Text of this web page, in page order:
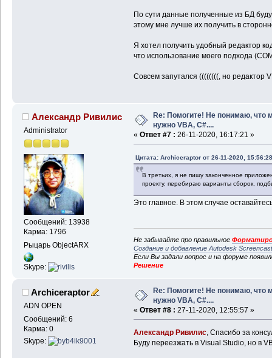
По сути данные полученные из БД
этому мне лучше их получить в
Я хотел получить удобный редактор
что использование моего подхода
Совсем запутался ((((((((, но редактор
Александр Ривилис
Administrator
Сообщений: 13938
Карма: 1796
Рыцарь ObjectARX
Skype:
Re: Помогите! Не понимаю, что
нужно VBA, C#....
« Ответ #7 : 26-11-2020, 16:17:21 »
Цитата: Archiceraptor от 26-11-2020, 15:56:28
В третьих, я не пишу законченное
проекту, перебираю варианты сборок,
Это главное. В этом случае
Не забывайте про правильное
Создание и добавление Autodesk
Если Вы задали вопрос и на форуме
Решение
Archiceraptor
ADN OPEN
Сообщений: 6
Карма: 0
Skype:
Re: Помогите! Не понимаю, что
нужно VBA, C#....
« Ответ #8 : 27-11-2020, 12:55:57 »
Александр Ривилис, Спасибо за
Буду переезжать в Visual Studio, но в